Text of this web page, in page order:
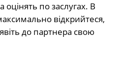
оцінять по заслугах. В
відкрийтеся,
до партнера свою